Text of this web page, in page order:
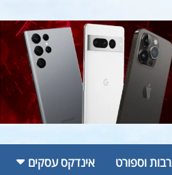
וספורט אינדקס עסקים